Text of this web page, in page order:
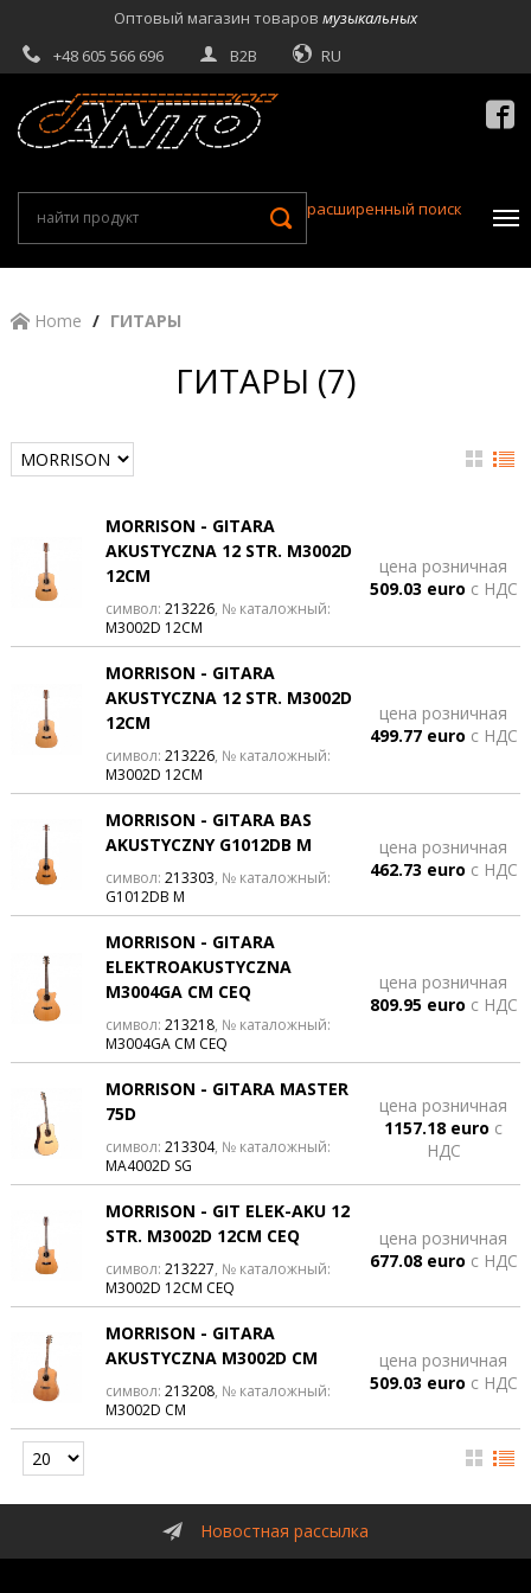
Оптовый магазин товаров музыкальных
+48 605 566 696
B2B RU
расширенный поиск
Home ГИТАРЫ
ГИТАРЫ (7)
MORRISON - GITARA
AKUSTYCZNA 12 STR. M3002D
12CM
символ: 213226, № каталожный:
M3002D 12CM
цена розничная
509.03 euro с НДС
MORRISON - GITARA
AKUSTYCZNA 12 STR. M3002D
12CM
символ: 213226, № каталожный:
M3002D 12CM
цена розничная
499.77 euro с НДС
MORRISON - GITARA BAS
AKUSTYCZNY G1012DB M
символ: 213303, № каталожный:
G1012DB M
цена розничная
462.73 euro с НДС
MORRISON - GITARA
ELEKTROAKUSTYCZNA
M3004GA CM CEQ
символ: 213218, № каталожный:
M3004GA CM CEQ
цена розничная
809.95 euro с НДС
MORRISON - GITARA MASTER
75D
символ: 213304, № каталожный:
MA4002D SG
цена розничная
1157.18 euro с
НДС
MORRISON - GIT ELEK-AKU 12
STR. M3002D 12CM CEQ
символ: 213227, № каталожный:
M3002D 12CM CEQ
цена розничная
677.08 euro с НДС
MORRISON - GITARA
AKUSTYCZNA M3002D CM
символ: 213208, № каталожный:
M3002D CM
цена розничная
509.03 euro с НДС
Новостная рассылка
